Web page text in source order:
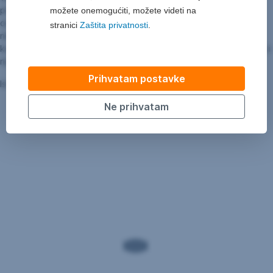
priču Ane Nagl u trenutku istorije u kome se sada nalazimo. Na
osnovu 3D modela, kao i scena koje su zaista snimljene, tokom
nekoliko nedelja AI je generisao više od 150.000 pojedinačnih
kadrova. Konačan rezultat je film koji do pre samo nekoliko meseci
nije bilo moguće realizovati u ovom obliku.
Istorijat Erste Grupe možete pogledatiovde.
možete onemogućiti, možete videti na
stranici Zaštita privatnosti
Prihvatam postavke
Ne prihvatam